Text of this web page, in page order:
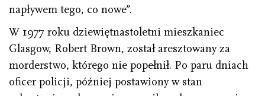
napływem tego, co nowe”.
W 1977 roku dziewiętnastoletni mieszkaniec
Glasgow, Robert Brown, został aresztowany za
morderstwo, którego nie popełnił. Po paru dniach
oficer policji, później postawiony w stan